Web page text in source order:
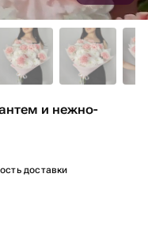
и нежно-
доставки